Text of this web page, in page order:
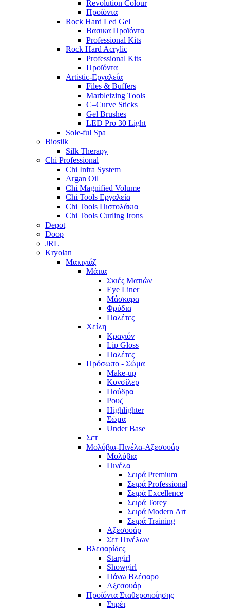
Revolution Colour
Προϊόντα
Rock Hard Led Gel
Βασικα Προϊόντα
Professional Kits
Rock Hard Acrylic
Professional Kits
Προϊόντα
Artistic-Εργαλεία
Files & Buffers
Marbleizing Tools
C–Curve Sticks
Gel Brushes
LED Pro 30 Light
Sole-ful Spa
Biosilk
Silk Therapy
Chi Professional
Chi Infra System
Argan Oil
Chi Magnified Volume
Chi Tools Εργαλεία
Chi Tools Πιστολάκια
Chi Tools Curling Irons
Depot
Doop
JRL
Kryolan
Μακιγιάζ
Μάτια
Σκιές Ματιών
Eye Liner
Μάσκαρα
Φρύδια
Παλέτες
Χείλη
Κραγιόν
Lip Gloss
Παλέτες
Πρόσωπο - Σώμα
Make-up
Κονσίλερ
Πούδρα
Ρουζ
Highlighter
Σώμα
Under Base
Σετ
Μολύβια-Πινέλα-Αξεσουάρ
Μολύβια
Πινέλα
Σειρά Premium
Σειρά Professional
Σειρά Excellence
Σειρά Torey
Σειρά Modern Art
Σειρά Training
Αξεσουάρ
Σετ Πινέλων
Βλεφαρίδες
Stargirl
Showgirl
Πάνω Βλέφαρο
Αξεσουάρ
Προϊόντα Σταθεροποίησης
Σπρέι